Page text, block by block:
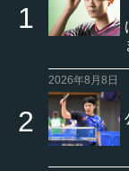
2026年8月8日